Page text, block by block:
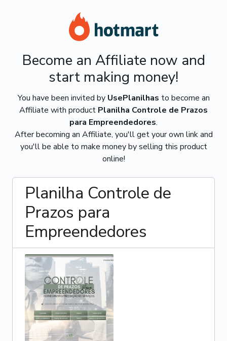
Become an Affiliate now and
start making money!
You have been invited by UsePlanilhas to become an
Affiliate with product Planilha Controle de Prazos
para Empreendedores.
After becoming an Affiliate, you'll get your own link and
you'll be able to make money by selling this product
online!
Planilha Controle de
Prazos para
Empreendedores